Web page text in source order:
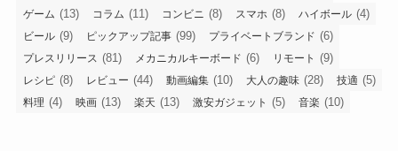
ゲーム (13) コラム (11) コンビニ (8) スマホ (8) ハイボール (4)
ビール (9) ピックアップ記事 (99) プライベートブランド (6)
プレスリリース (81) メカニカルキーボード (6) リモート (9)
レシピ (8) レビュー (44) 動画編集 (10) 大人の趣味 (28) 技適 (5)
料理 (4) 映画 (13) 楽天 (13) 激安ガジェット (5) 音楽 (10)